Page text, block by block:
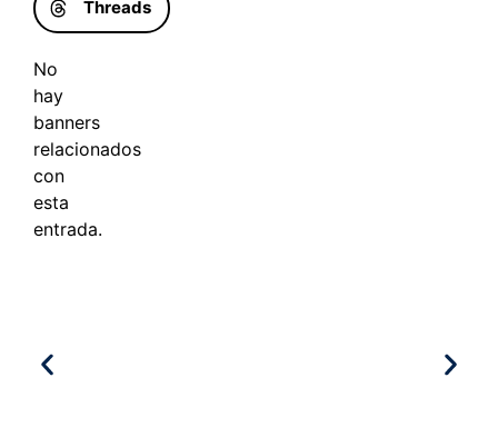
Threads
No
hay
banners
relacionados
con
esta
entrada.